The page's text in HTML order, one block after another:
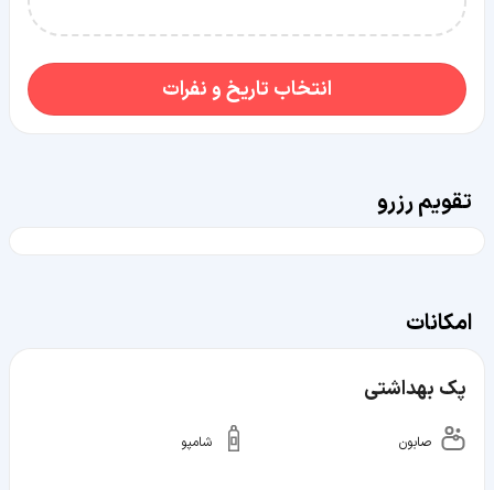
تقویم رزرو
امکانات
پک بهداشتی
صابون شامپو
انتخاب تاریخ و نفرات